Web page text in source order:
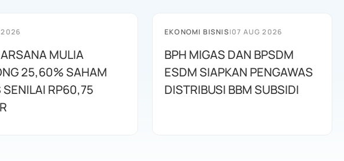
MULIA
25,60% SAHAM
SENILAI RP60,75
EKONOMI BISNIS|07 AUG 2026
BPH MIGAS DAN BPSDM
ESDM SIAPKAN PENGAWAS
DISTRIBUSI BBM SUBSIDI